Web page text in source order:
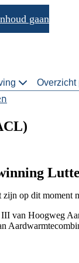
gaan
Overzicht
op dit moment
van Hoogweg